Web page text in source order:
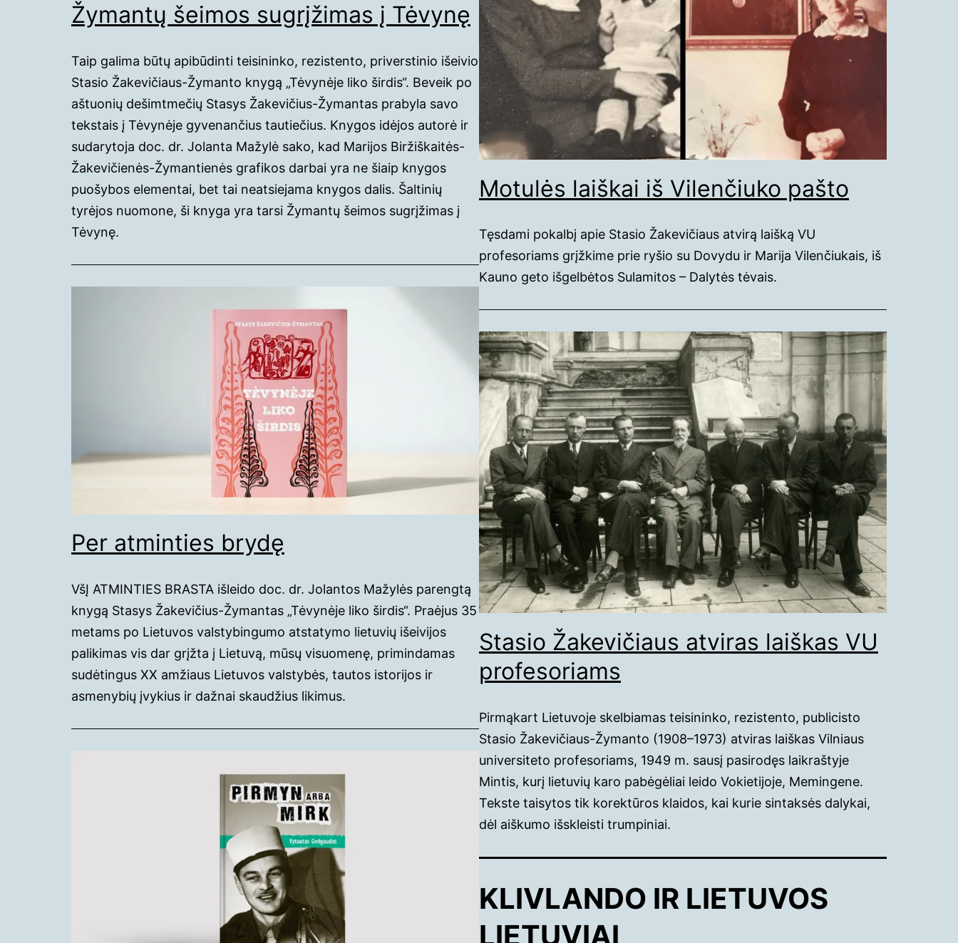
Žymantų šeimos sugrįžimas į Tėvynę
Taip galima būtų apibūdinti teisininko, rezistento, priverstinio išeivio
Stasio Žakevičiaus-Žymanto knygą „Tėvynėje liko širdis“. Beveik po
aštuonių dešimtmečių Stasys Žakevičius-Žymantas prabyla savo
tekstais į Tėvynėje gyvenančius tautiečius. Knygos idėjos autorė ir
sudarytoja doc. dr. Jolanta Mažylė sako, kad Marijos Biržiškaitės-
Žakevičienės-Žymantienės grafikos darbai yra ne šiaip knygos
puošybos elementai, bet tai neatsiejama knygos dalis. Šaltinių
tyrėjos nuomone, ši knyga yra tarsi Žymantų šeimos sugrįžimas į
Tėvynę.
Per atminties brydę
VšĮ ATMINTIES BRASTA išleido doc. dr. Jolantos Mažylės parengtą
knygą Stasys Žakevičius-Žymantas „Tėvynėje liko širdis“. Praėjus 35
metams po Lietuvos valstybingumo atstatymo lietuvių išeivijos
palikimas vis dar grįžta į Lietuvą, mūsų visuomenę, primindamas
sudėtingus XX amžiaus Lietuvos valstybės, tautos istorijos ir
asmenybių įvykius ir dažnai skaudžius likimus.
Motulės laiškai iš Vilenčiuko pašto
Tęsdami pokalbį apie Stasio Žakevičiaus atvirą laišką VU
profesoriams grįžkime prie ryšio su Dovydu ir Marija Vilenčiukais, iš
Kauno geto išgelbėtos Sulamitos – Dalytės tėvais.
Stasio Žakevičiaus atviras laiškas VU
profesoriams
Pirmąkart Lietuvoje skelbiamas teisininko, rezistento, publicisto
Stasio Žakevičiaus-Žymanto (1908–1973) atviras laiškas Vilniaus
universiteto profesoriams, 1949 m. sausį pasirodęs laikraštyje
Mintis, kurį lietuvių karo pabėgėliai leido Vokietijoje, Memingene.
Tekste taisytos tik korektūros klaidos, kai kurie sintaksės dalykai,
dėl aiškumo išskleisti trumpiniai.
KLIVLANDO IR LIETUVOS
LIETUVIAI